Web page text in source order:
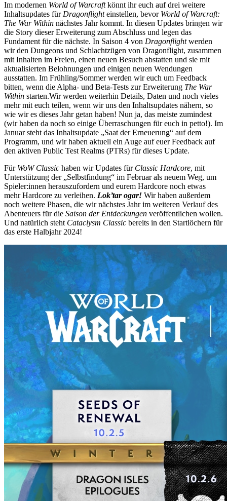
Im modernen World of Warcraftkönnt ihr euch auf drei weitere
Inhaltsupdates fürDragonflighteinstellen, bevor World of Warcraft:
The War Within nächstes Jahr kommt. In diesen Updates bringen wir
die Story dieser Erweiterung zum Abschluss und legen das
Fundament für die nächste. In Saison 4 von Dragonflightwerden
wir den Dungeons und Schlachtzügen von Dragonflight, zusammen
mit Inhalten im Freien, einen neuen Besuch abstatten und sie mit
aktualisierten Belohnungen und einigen neuen Wendungen
ausstatten. Im Frühling/Sommer werden wir euch um Feedback
bitten, wenn die Alpha- und Beta-Tests zur Erweiterung The War
Within starten.Wir werden weiterhin Details, Daten und noch vieles
mehr mit euch teilen, wenn wir uns den Inhaltsupdates nähern, so
wie wir es dieses Jahr getan haben! Nun ja, das meiste zumindest
(wir haben da noch so einige Überraschungen für euch in petto!). Im
Januar steht das Inhaltsupdate „Saat der Erneuerung“ auf dem
Programm, und wir haben aktuell ein Auge auf euer Feedback auf
den aktiven Public Test Realms (PTRs) für dieses Update.
Für WoW Classic haben wir Updates für Classic Hardcore, mit
Unterstützung der „Selbstfindung“ im Februar als neuem Weg, um
Spieler:innen herauszufordern und eurem Hardcore noch etwas
mehr Hardcore zu verleihen. Lok’tar ogar! Wir haben außerdem
noch weitere Phasen, die wir nächstes Jahr im weiteren Verlauf des
Abenteuers für die Saison der Entdeckungen veröffentlichen wollen.
Und natürlich steht Cataclysm Classic bereits in den Startlöchern für
das erste Halbjahr 2024!